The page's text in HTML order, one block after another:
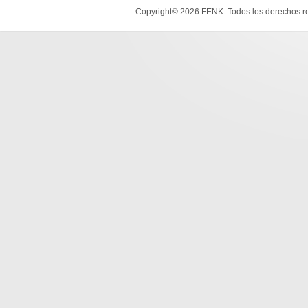
Copyright© 2026 FENK. Todos los derechos